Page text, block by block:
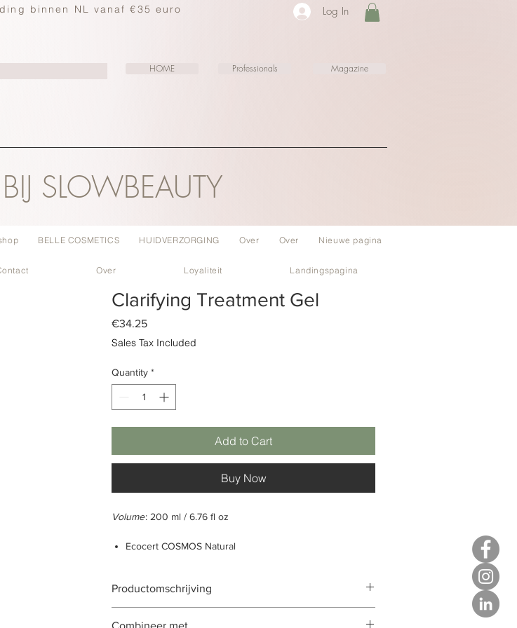
binnen NL vanaf €35 euro Log In
HOME Professionals Magazine
SLOWBEAUTY
BELLE COSMETICS HUIDVERZORGING Over Over Nieuwe pagina
Over Loyaliteit Landingspagina
Clarifying Treatment Gel
€34.25Price
Sales Tax Included
Quantity *
Add to Cart
Buy Now
Volume: 200 ml / 6.76 fl oz
Ecocert COSMOS Natural
Laat de huid fris aanvoelen
Natuurlijk oorsprong van totaal: 100%
Biologische oorsprong van totaal
Productomschrijving